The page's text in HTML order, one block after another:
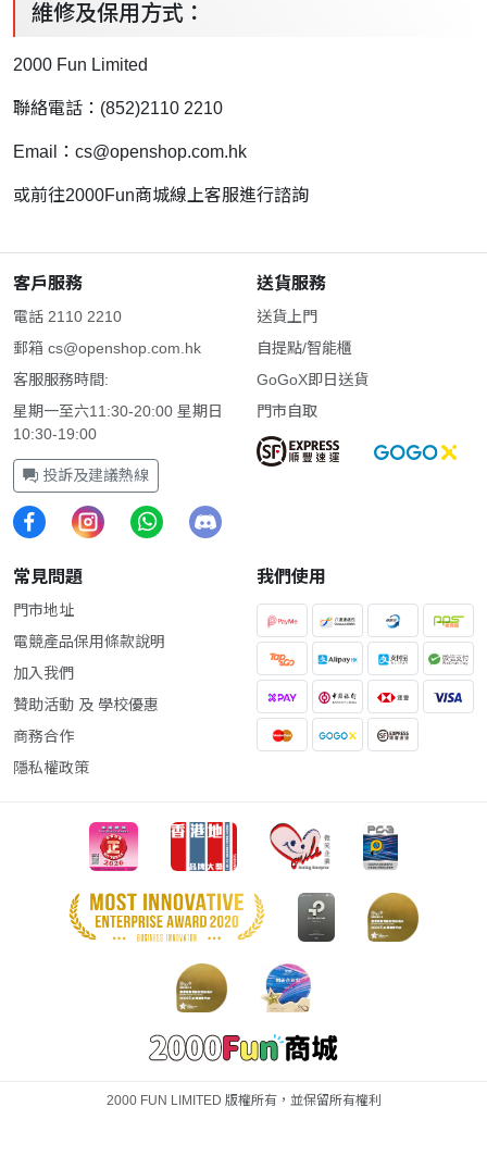
維修及保用方式：
2000 Fun Limited
聯絡電話：(852)2110 2210
Email： cs@openshop.com.hk
或前往2000Fun商城線上客服進行諮詢
客戶服務
電話 2110 2210
郵箱 cs@openshop.com.hk
客服服務時間:
星期一至六11:30-20:00 星期日
10:30-19:00
投訴及建議熱線
送貨服務
送貨上門
自提點/智能櫃
GoGoX即日送貨
門市自取
常見問題
門市地址
電競產品保用條款說明
加入我們
贊助活動 及 學校優惠
商務合作
隱私權政策
我們使用
2000 FUN LIMITED 版權所有，並保留所有權利